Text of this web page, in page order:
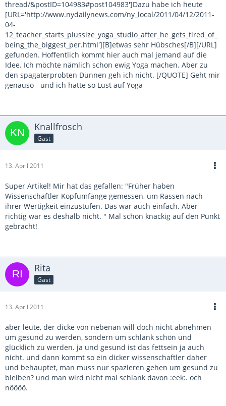
thread/&postID=104983#post104983']Dazu habe ich heute
[URL='http://www.nydailynews.com/ny_local/2011/04/12/2011-
04-
12_teacher_starts_plussize_yoga_studio_after_he_gets_tired_of_
being_the_biggest_per.html'][B]etwas sehr Hübsches[/B][/URL]
gefunden. Hoffentlich kommt hier auch mal jemand auf die
Idee. Ich möchte nämlich schon ewig Yoga machen. Aber zu
den spagaterprobten Dünnen geh ich nicht. [/QUOTE] Geht mir
genauso - und ich hätte so Lust auf Yoga
Knallfrosch
Gast
13. April 2011
Super Artikel! Mir hat das gefallen: "Früher haben
Wissenschaftler Kopfumfänge gemessen, um Rassen nach
ihrer Wertigkeit einzustufen. Das war auch einfach. Aber
richtig war es deshalb nicht. " Mal schön knackig auf den Punkt
gebracht!
Rita
Gast
13. April 2011
aber leute, der dicke von nebenan will doch nicht abnehmen
um gesund zu werden, sondern um schlank schön und
glücklich zu werden. ja und gesund ist das fettsein ja auch
nicht. und dann kommt so ein dicker wissenschaftler daher
und behauptet, man muss nur spazieren gehen um gesund zu
bleiben? und man wird nicht mal schlank davon :eek:. och
nöööö.